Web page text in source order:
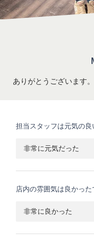
ありがとうございます。
担当スタッフは元気の
非常に元気だった
店内の雰囲気は良かった
非常に良かった